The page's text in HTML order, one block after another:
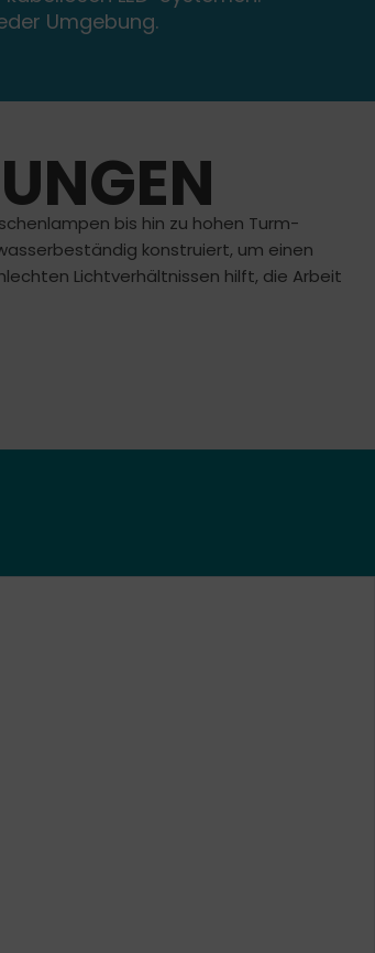
Umgebung.
bis hin zu hohen Turm-
konstruiert, um einen
Lichtverhältnissen hilft, die Arbeit